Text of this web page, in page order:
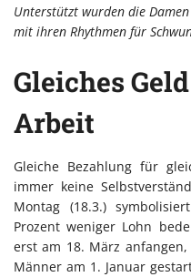
Unterstützt wurden die
mit ihren Rhythmen für
Gleiches
Arbeit
Gleiche Bezahlung für
immer keine
Montag (18.3.)
Prozent weniger Lohn
erst am 18. März
Männer am 1. Januar